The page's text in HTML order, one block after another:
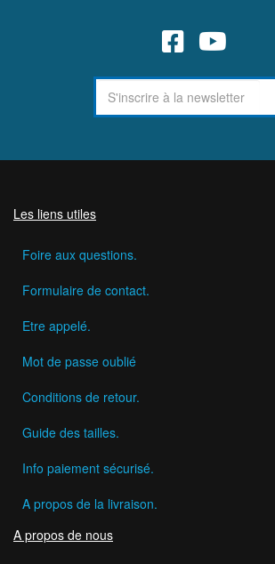
Les liens utiles
Foire aux questions.
Formulaire de contact.
Etre appelé.
Mot de passe oublié
Conditions de retour.
Guide des tailles.
Info paiement sécurisé.
A propos de la livraison.
A propos de nous